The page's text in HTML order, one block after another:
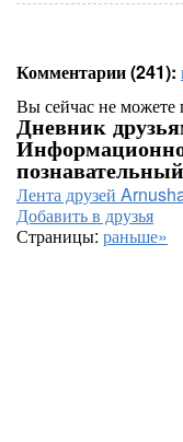
Комментарии (241):
Вы сейчас не можете
Дневник
Лента друзей
Добавить в друзья
Страницы: раньше»